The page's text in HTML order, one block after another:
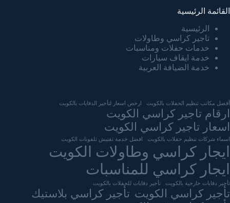
القائمة الرئيسية
الرئيسية
تاجير كراسي وطاولات
خدمات حفلات ومناسبات
خدمة ايقاف سيارات
خدمة الضيافة العربية
أفضل مكاتب تنظيم الحفلات بالكويت ارخص اسعار لتأجير الدفايات بالكويت
ارقام تاجير كراسي الكويت
اسعار تاجير كراسي الكويت
اسماء شركات تنظيم حفلات بالكويت افضل خدمة تفتيش تلفونات الكويت
ايجار كراسي وطاولات الكويت
ايجار كراسي للمناسبات
تأجير دفايات خارجية بالكويت تأجير دفايات للحفلات بالكويت
تأجير كراسي الكويت تأجير كراسي بلاستيك